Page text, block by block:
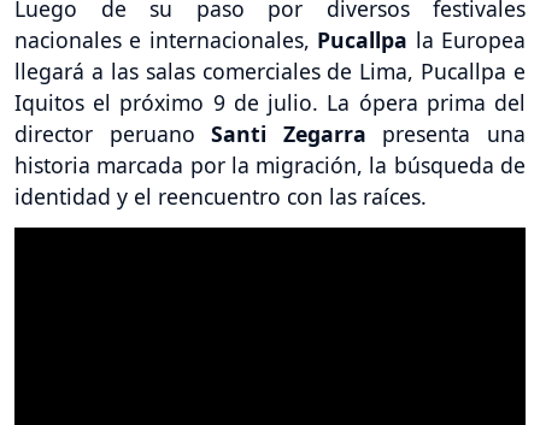
Luego de su paso por diversos festivales
nacionales e internacionales, Pucallpa la Europea
llegará a las salas comerciales de Lima, Pucallpa e
Iquitos el próximo 9 de julio. La ópera prima del
director peruanoSanti Zegarra presenta una
historia marcada por la migración, la búsqueda de
identidad y el reencuentro con las raíces.